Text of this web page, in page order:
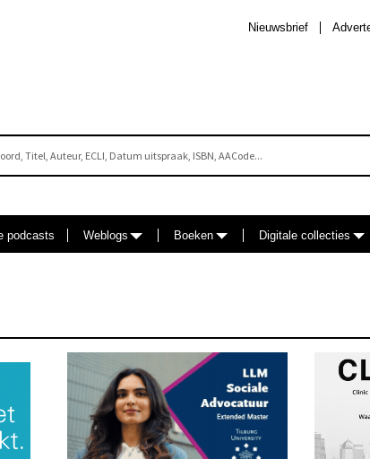
Nieuwsbrief
podcasts Weblogs Boeken Digitale collecties